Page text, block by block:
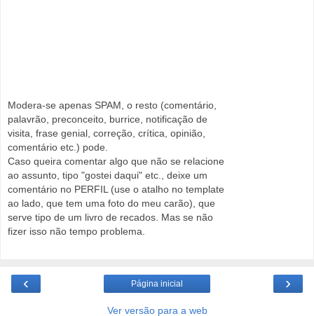
Modera-se apenas SPAM, o resto (comentário,
palavrão, preconceito, burrice, notificação de
visita, frase genial, correção, crítica, opinião,
comentário etc.) pode.
Caso queira comentar algo que não se relacione
ao assunto, tipo "gostei daqui" etc., deixe um
comentário no PERFIL (use o atalho no template
ao lado, que tem uma foto do meu carão), que
serve tipo de um livro de recados. Mas se não
fizer isso não tempo problema.
‹ ›
Página inicial
Ver versão para a web